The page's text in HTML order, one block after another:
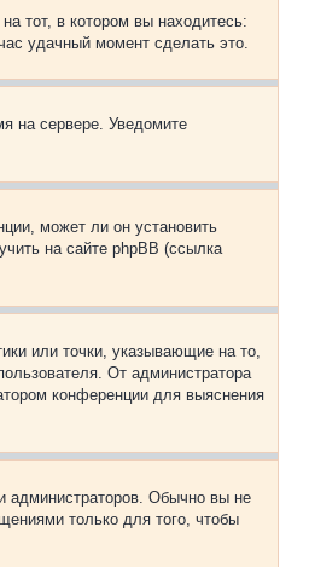
тот, в котором вы находитесь:
удачный момент сделать это.
на сервере. Уведомите
может ли он установить
на сайте phpBB (ссылка
или точки, указывающие на то,
От администратора
конференции для выяснения
администраторов. Обычно вы не
только для того, чтобы